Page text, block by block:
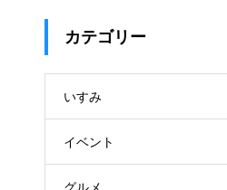
カテゴリー
いすみ
イベント